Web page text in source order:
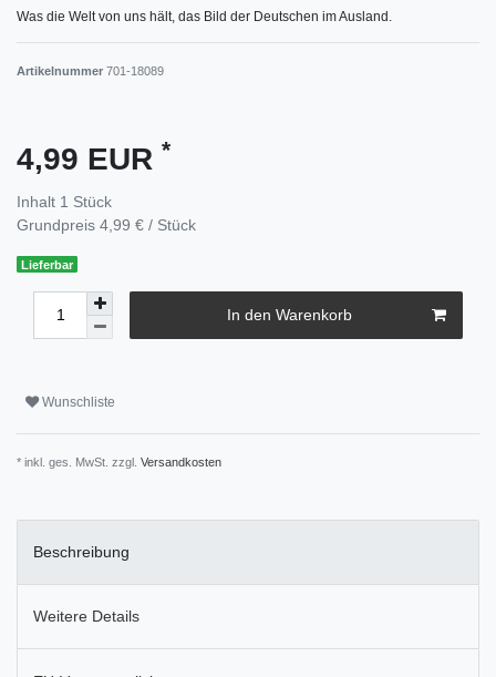
Was die Welt von uns hält, das Bild der Deutschen im Ausland.
Artikelnummer 701-18089
4,99 EUR *
Inhalt 1 Stück
Grundpreis 4,99 € / Stück
Lieferbar
In den Warenkorb
Wunschliste
* inkl. ges. MwSt. zzgl. Versandkosten
Beschreibung
Weitere Details